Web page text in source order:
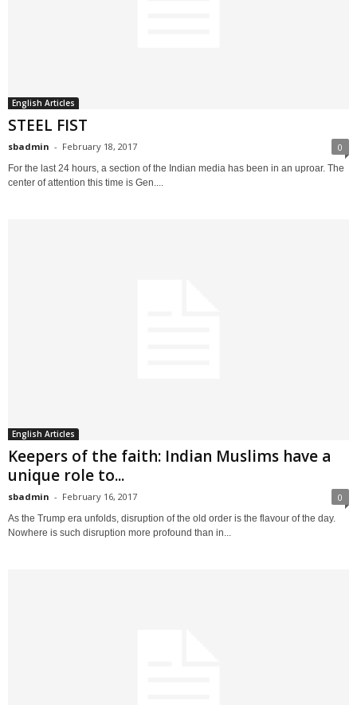
English Articles
STEEL FIST
sbadmin - February 18, 2017 0
For the last 24 hours, a section of the Indian media has been in an uproar. The
center of attention this time is Gen....
English Articles
Keepers of the faith: Indian Muslims have a
unique role to...
sbadmin - February 16, 2017 0
As the Trump era unfolds, disruption of the old order is the flavour of the day.
Nowhere is such disruption more profound than in...